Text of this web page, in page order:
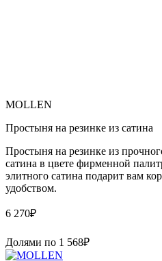
MOLLEN
Простыня на резинке из сатина
Простыня на резинке из
сатина в цвете фирменной
элитного сатина подарит вам
удобством.
6 270₽
Долями по 1 568₽